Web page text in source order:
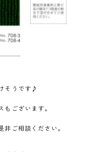
そうです♪
ございます。
ご相談ください。